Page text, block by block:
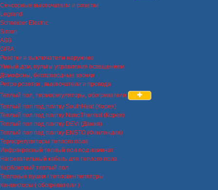
Сенсорные выключатели и розетки
Legrand
Schneider Electric
Simon
ABB
GIRA
Розетки и выключатели наружние
Умный дом, пульты управления освещением
Домофоны, беспроводные звонки
Ретро розетки , выключатели и провода
Теплый пол, терморегуляторы, обогреватели
Теплый пол под плитку SouthHeat (Корея)
Теплый пол под плитку NanoThermal (Корея)
Теплый пол под плитку DEVI (Дания)
Теплый пол под плитку ENSTO (Финляндия)
Терморегуляторы теплого пола
Инфракрасный теплый пол под ламинат
Нагревательный кабель для теплого пола
Карбоновый теплый пол
Тепловые пушки / тепловентиляторы
Конвекторы ( обогреватели )